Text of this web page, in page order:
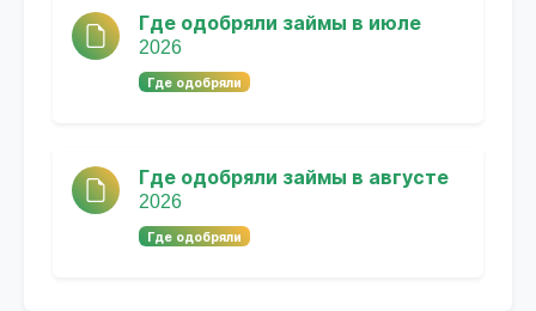
Где одобряли займы в июле
2026
Где одобряли
Где одобряли займы в августе
2026
Где одобряли